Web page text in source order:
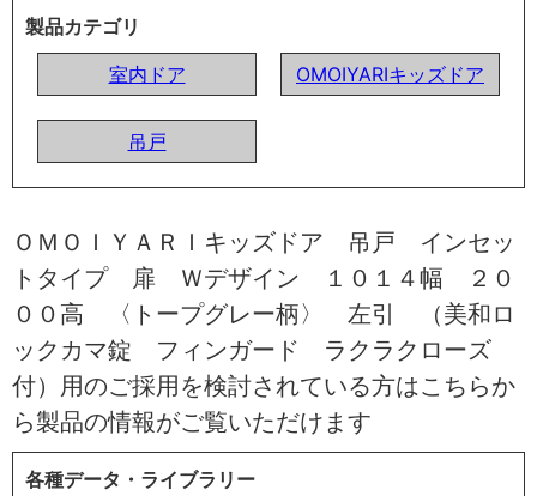
製品カテゴリ
室内ドア
OMOIYARIキッズドア
吊戸
ＯＭＯＩＹＡＲＩキッズドア 吊戸 インセッ
トタイプ 扉 Ｗデザイン １０１４幅 ２０
００高 〈トープグレー柄〉 左引 （美和ロ
ックカマ錠 フィンガード ラクラクローズ
付）用のご採用を検討されている方はこちらか
ら製品の情報がご覧いただけます
各種データ・ライブラリー